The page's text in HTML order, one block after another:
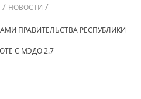
/ НОВОСТИ /
ПРАВИТЕЛЬСТВА РЕСПУБЛИКИ
С МЭДО 2.7